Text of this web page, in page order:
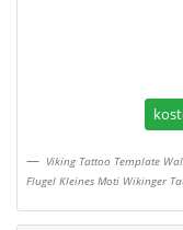
Viking Tattoo Template
Flugel Kleines Moti Wikinger